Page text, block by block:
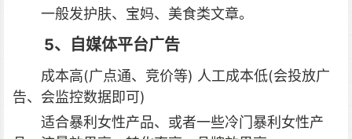
一般发护肤、宝妈、美食类文章。
5、自媒体平台广告
成本高(广点通、竞价等) 人工成本低(会投放广
告、会监控数据即可)
适合暴利女性产品、或者一些冷门暴利女性产